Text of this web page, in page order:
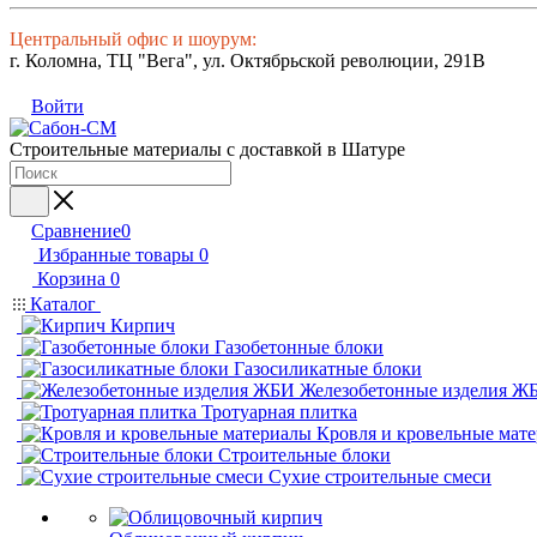
Центральный офис и шоурум:
г. Коломна, ТЦ "Вега", ул. Октябрьской революции, 291В
Войти
Строительные материалы с доставкой в Шатуре
Сравнение0
Избранные товары 0
Корзина 0
Каталог
Кирпич
Газобетонные блоки
Газосиликатные блоки
Железобетонные изделия
Тротуарная плитка
Кровля и кровельные
Строительные блоки
Сухие строительные смеси